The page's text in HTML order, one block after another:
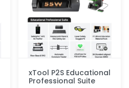
xTool P2S Educational
Professional Suite